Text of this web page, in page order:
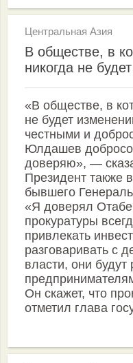
Центральная Азия
В обществе, в
никогда не
«В обществе, в
не будет
честными и
Юлдашев
доверяю», —
Президент также
бывшего
«Я доверял
прокуратуры
привлекать
разговаривать с
власти, они будут
Он скажет, что
отметил глава